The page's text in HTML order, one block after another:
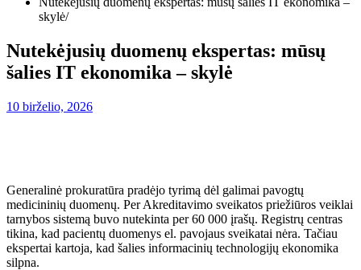
skylė
Nutekėjusių duomenų ekspertas: mūsų
šalies IT ekonomika – skylė
10 birželio, 2026
Generalinė prokuratūra pradėjo tyrimą dėl galimai pavogtų
medicininių duomenų. Per Akreditavimo sveikatos priežiūros veiklai
tarnybos sistemą buvo nutekinta per 60 000 įrašų. Registrų centras
tikina, kad pacientų duomenys el. pavojaus sveikatai nėra. Tačiau
ekspertai kartoja, kad šalies informacinių technologijų ekonomika
silpna.